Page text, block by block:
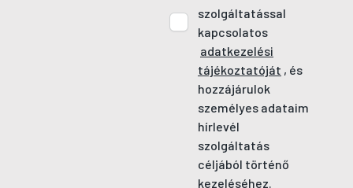
szolgáltatással
kapcsolatos
adatkezelési
tájékoztatóját , és
hozzájárulok
személyes adataim
hírlevél
szolgáltatás
céljából történő
kezeléséhez.